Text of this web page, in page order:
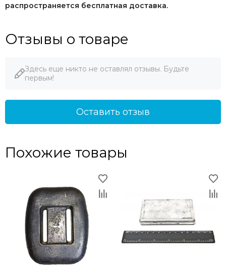
распространяется бесплатная доставка.
Отзывы о товаре
Здесь еще никто не оставлял отзывы. Будьте
первым!
Оставить отзыв
Похожие товары